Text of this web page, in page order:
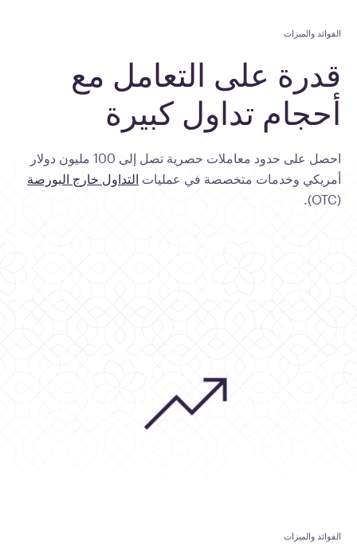
الفوائد والميزات
قدرة على التعامل مع
أحجام تداول كبيرة
احصل على حدود معاملات حصرية تصل إلى 100 مليون دولار
أمريكي وخدمات متخصصة في عمليات التداول خارج البورصة
(OTC).
الفوائد والميزات